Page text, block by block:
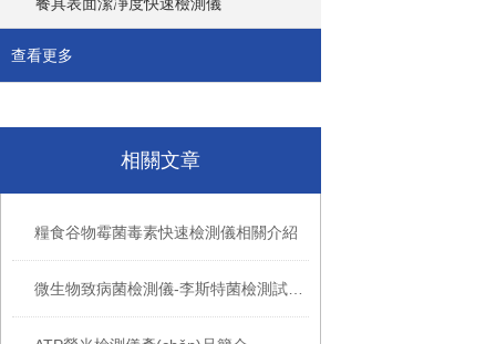
查看更多
相關文章
糧食谷物霉菌毒素快速檢測儀相關介紹